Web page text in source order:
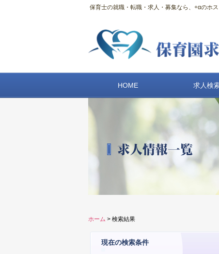
保育士の就職・転職・求人・募集なら、+αのホ
HOME 求人検
ホーム > 検索結果
現在の検索条件